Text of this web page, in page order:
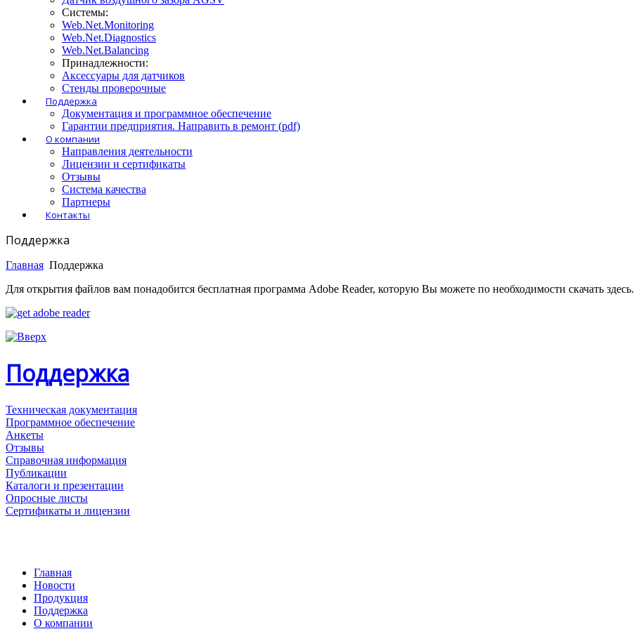
Системы:
Web.Net.Monitoring
Web.Net.Diagnostics
Web.Net.Balancing
Принадлежности:
Аксессуары для датчиков
Стенды проверочные
Поддержка
Документация и программное обеспечение
Гарантии предприятия. Направить в ремонт (pdf)
О компании
Направления деятельности
Лицензии и сертификаты
Отзывы
Система качества
Партнеры
Контакты
Поддержка
Главная Поддержка
Для открытия файлов вам понадобится бесплатная программа Adobe Reader, которую Вы можете по необходимости скачать здесь.
Поддержка
Техническая документация
Программное обеспечение
Анкеты
Отзывы
Справочная информация
Публикации
Каталоги и презентации
Опросные листы
Сертификаты и лицензии
Главная
Новости
Продукция
Поддержка
О компании